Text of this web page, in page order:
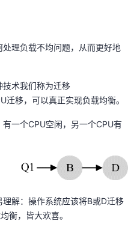
理负载不均问题，从而更好地
术我们称为迁移
迁移，可以真正实现负载均衡。
一个CPU空闲，另一个CPU有
解：操作系统应该将B或D迁移
衡，皆大欢喜。